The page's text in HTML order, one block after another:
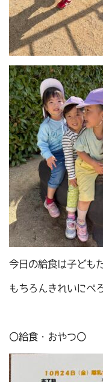
今日の給食は子ども
もちろんきれいにぺ
〇給食・おやつ〇